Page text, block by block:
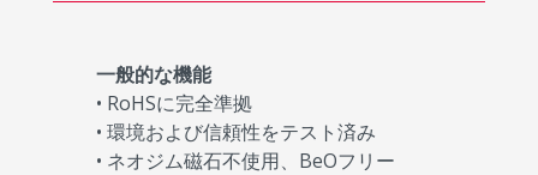
一般的な機能
• RoHSに完全準拠
• 環境および信頼性をテスト済み
• ネオジム磁石不使用、BeOフリー